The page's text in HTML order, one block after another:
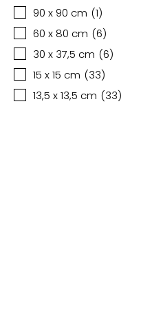
90 x 90 cm (1)
60 x 80 cm (6)
30 x 37,5 cm (6)
15 x 15 cm (33)
13,5 x 13,5 cm (33)